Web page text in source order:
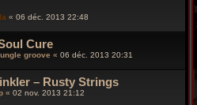
« 06 déc. 2013 22:48
Cure
groove « 06 déc. 2013 20:31
– Rusty Strings
« 02 nov. 2013 21:12